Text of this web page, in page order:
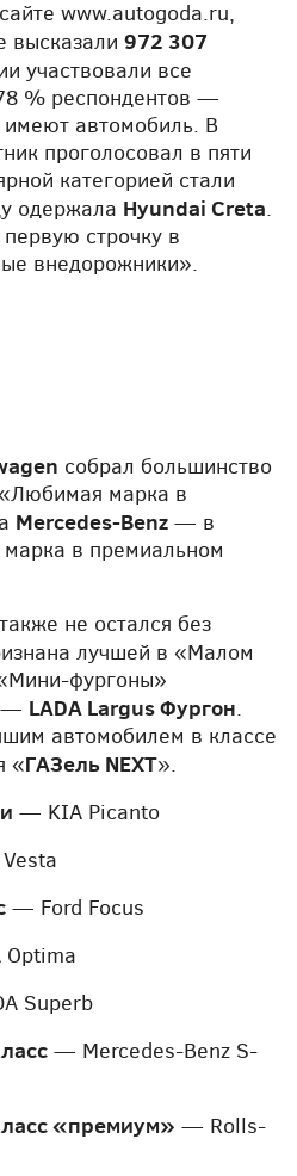
www.autogoda.ru,
высказали 972 307
участвовали все
% респондентов —
автомобиль. В
проголосовал в пяти
категорией стали
одержала Hyundai Creta.
строчку в
внедорожники».
собрал большинство
марка в
Mercedes-Benz — в
в премиальном
не остался без
лучшей в «Малом
фургоны»
— LADA Largus Фургон.
автомобилем в классе
«ГAЗель NEXT».
— KIA Picanto
— Ford Focus
Superb
— Mercedes-Benz S-
«премиум» — Rolls-